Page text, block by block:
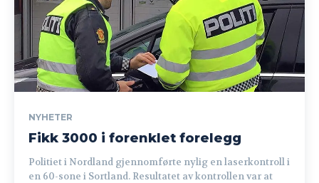
NYHETER
Fikk 3000 i forenklet forelegg
Politiet i Nordland gjennomførte nylig en laserkontroll i
en 60-sone i Sortland. Resultatet av kontrollen var at